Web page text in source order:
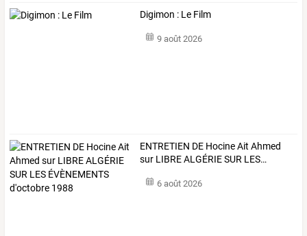
Digimon : Le Film
9 août 2026
ENTRETIEN DE HocineAit Ahmed
sur LIBREALGÉRIESUR LES…
6 août 2026